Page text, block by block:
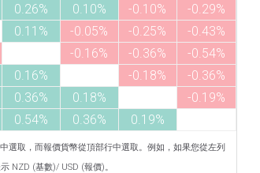
0.26% 0.10% -0.10%
-0.29%
0.11% -0.05% -0.25%
-0.43%
-0.16% -0.36%
-0.54%
0.16% -0.18%
-0.36%
0.36% 0.18%
-0.19%
0.54% 0.36% 0.19%
選取，而報價貨幣從頂部行中選取。例如，如果您從左列
NZD (基數)/ USD (報價)。